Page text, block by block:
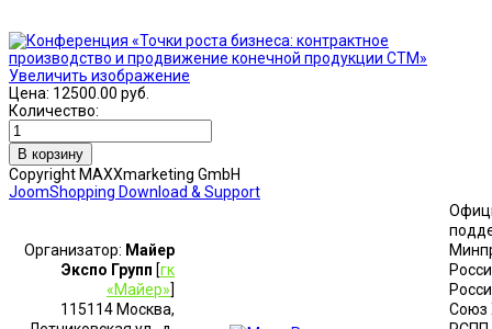
Увеличить изображение
Цена: 12500.00 руб.
Количество:
Copyright MAXXmarketing GmbH
JoomShopping Download & Support
Организатор: Майер
Экспо Групп [гк
«Майер»]
115114 Москва,
Союз